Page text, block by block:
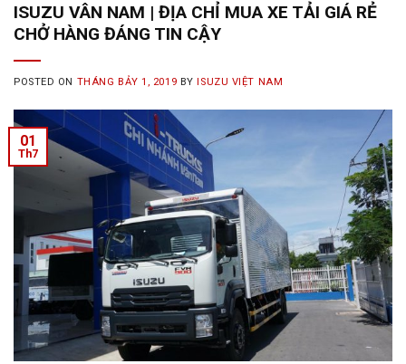
ISUZU VÂN NAM | ĐỊA CHỈ MUA XE TẢI GIÁ RẺ
CHỞ HÀNG ĐÁNG TIN CẬY
POSTED ON THÁNG BẢY 1, 2019 BYISUZU VIỆT NAM
01
Th7